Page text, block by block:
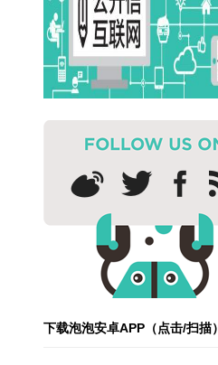
下载泡泡安卓APP（点击/扫描）